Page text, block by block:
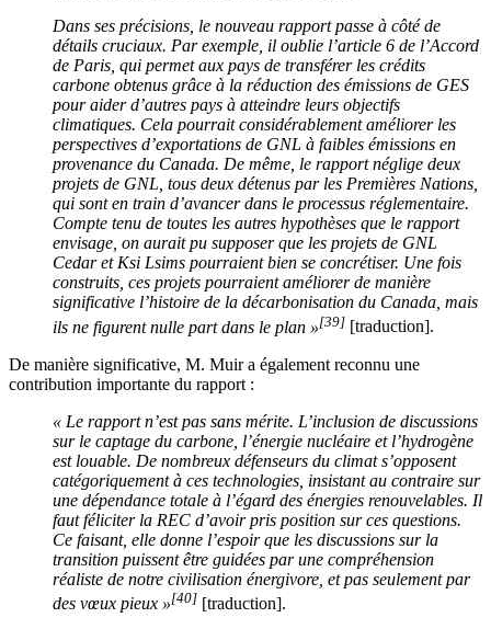
Dans ses précisions, le nouveau rapport passe à côté de
détails cruciaux. Par exemple, il oublie l’article 6 de l’Accord
de Paris, qui permet aux pays de transférer les crédits
carbone obtenus grâce à la réduction des émissions de GES
pour aider d’autres pays à atteindre leurs objectifs
climatiques. Cela pourrait considérablement améliorer les
perspectives d’exportations de GNL à faibles émissions en
provenance du Canada. De même, le rapport néglige deux
projets de GNL, tous deux détenus par les Premières Nations,
qui sont en train d’avancer dans le processus réglementaire.
Compte tenu de toutes les autres hypothèses que le rapport
envisage, on aurait pu supposer que les projets de GNL
Cedar et Ksi Lsims pourraient bien se concrétiser. Une fois
construits, ces projets pourraient améliorer de manière
significative l’histoire de la décarbonisation du Canada, mais
ils ne figurent nulle part dans le plan »[39] [traduction].
De manière significative, M. Muir a également reconnu une
contribution importante du rapport :
« Le rapport n’est pas sans mérite. L’inclusion de discussions
sur le captage du carbone, l’énergie nucléaire et l’hydrogène
est louable. De nombreux défenseurs du climat s’opposent
catégoriquement à ces technologies, insistant au contraire sur
une dépendance totale à l’égard des énergies renouvelables. Il
faut féliciter la REC d’avoir pris position sur ces questions.
Ce faisant, elle donne l’espoir que les discussions sur la
transition puissent être guidées par une compréhension
réaliste de notre civilisation énergivore, et pas seulement par
des vœux pieux »[40] [traduction].